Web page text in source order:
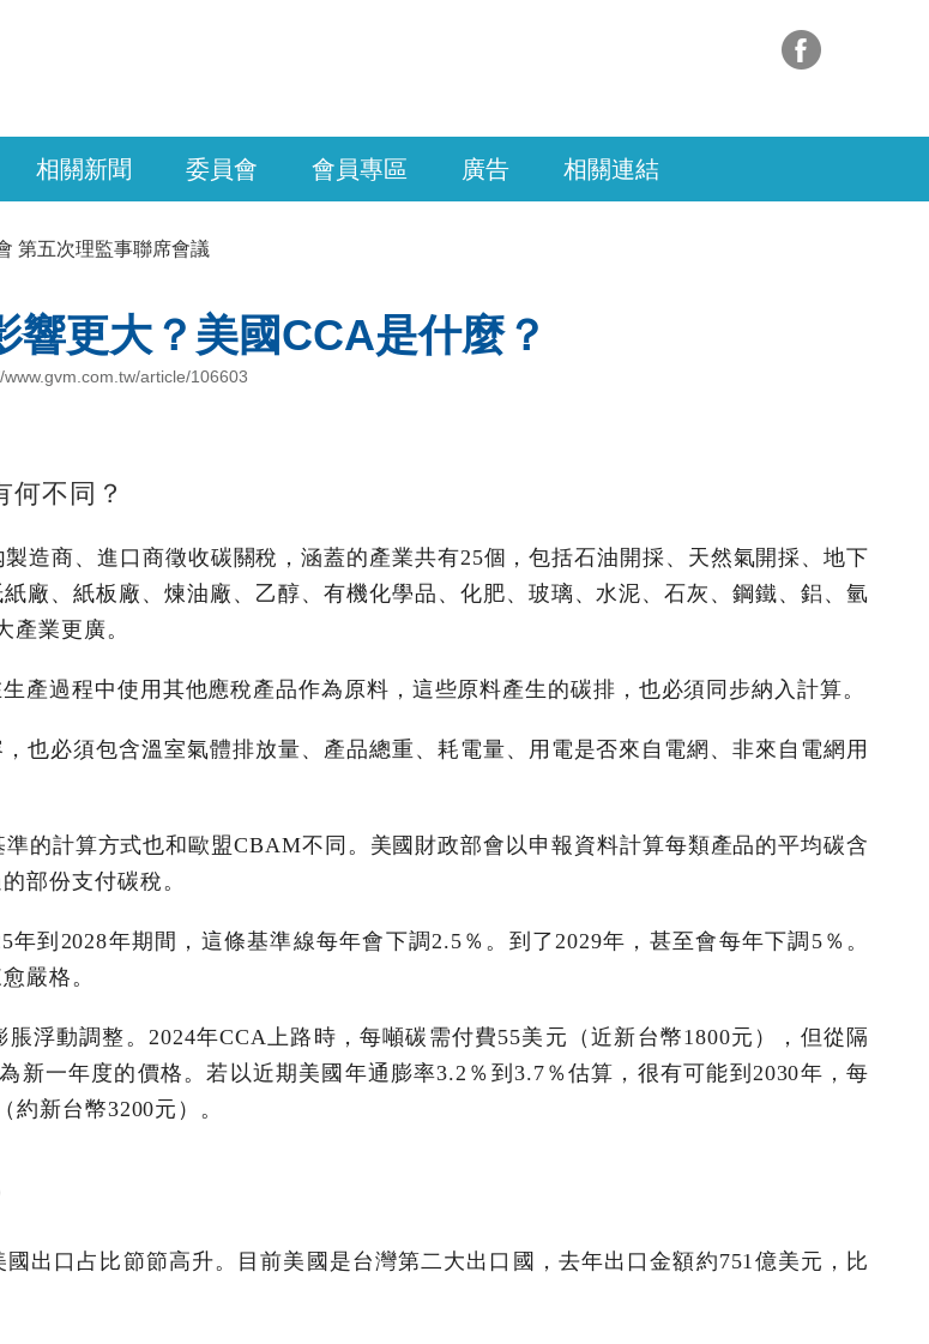
相關新聞 委員會 會員專區 廣告 相關連結
第五次理監事聯席會議
響更大？美國CCA是什麼？
article/106603
不同？
造商、進口商徵收碳關稅，涵蓋的產業共有25個，包括石油開採、天然氣開採、地下
廠、紙板廠、煉油廠、乙醇、有機化學品、化肥、玻璃、水泥、石灰、鋼鐵、鋁、氫
業更廣。
產過程中使用其他應稅產品作為原料，這些原料產生的碳排，也必須同步納入計算。
也必須包含溫室氣體排放量、產品總重、耗電量、用電是否來自電網、非來自電網用
的計算方式也和歐盟CBAM不同。美國財政部會以申報資料計算每類產品的平均碳含
部份支付碳稅。
年到2028年期間，這條基準線每年會下調2.5％。到了2029年，甚至會每年下調5％。
嚴格。
浮動調整。2024年CCA上路時，每噸碳需付費55美元（近新台幣1800元），但從隔
新一年度的價格。若以近期美國年通膨率3.2％到3.7％估算，很有可能到2030年，每
新台幣3200元）。
出口占比節節高升。目前美國是台灣第二大出口國，去年出口金額約751億美元，比